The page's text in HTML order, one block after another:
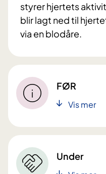
styrer hjertets
blir lagt ned til
via en blodåre.
FØR
Vis mer
Under